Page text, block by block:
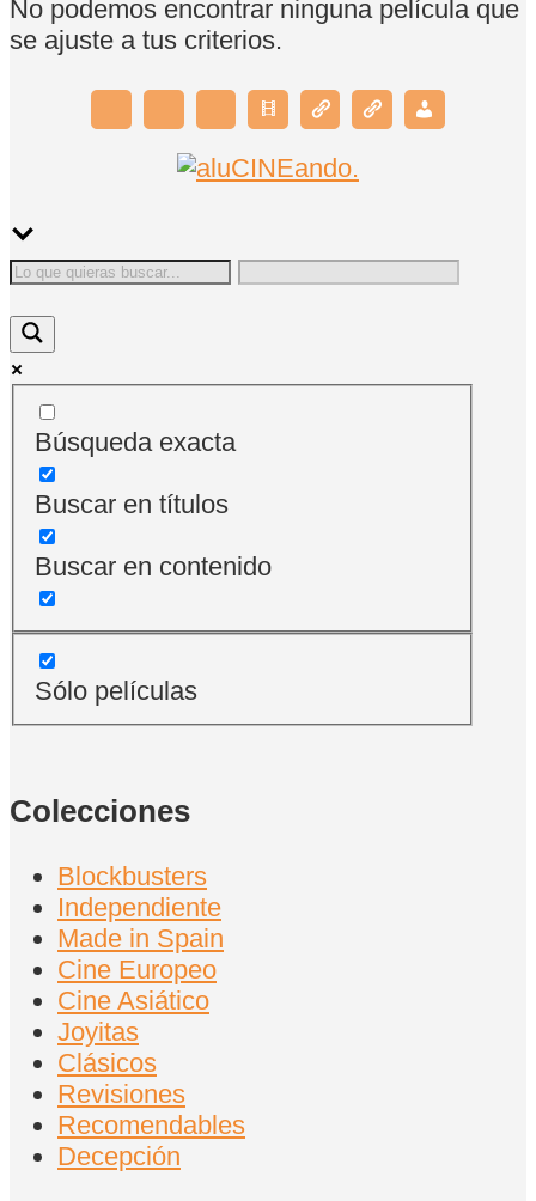
No podemos encontrar ninguna película que
se ajuste a tus criterios.
Búsqueda exacta
Buscar en títulos
Buscar en contenido
Sólo películas
Colecciones
Blockbusters
Independiente
Made in Spain
Cine Europeo
Cine Asiático
Joyitas
Clásicos
Revisiones
Recomendables
Decepción